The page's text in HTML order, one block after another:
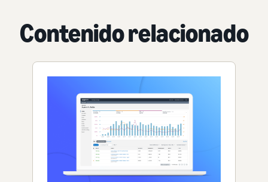
Contenido relacionado